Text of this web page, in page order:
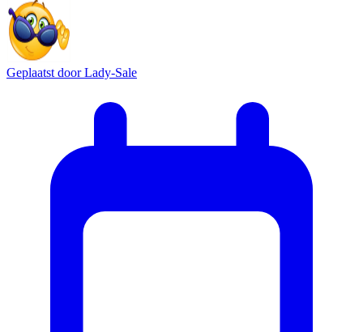
Geplaatst doorLady-Sale